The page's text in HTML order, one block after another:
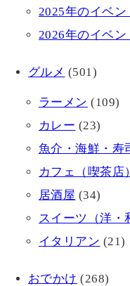
2025年のイベン
2026年のイベン
グルメ (501)
ラーメン (109)
カレー (23)
魚介・海鮮・寿
カフェ（喫茶店）
居酒屋 (34)
スイーツ（洋・
イタリアン (21)
おでかけ (268)